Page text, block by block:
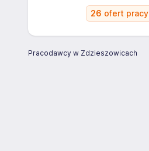
26 ofert pracy
Pracodawcy w Zdzieszowicach